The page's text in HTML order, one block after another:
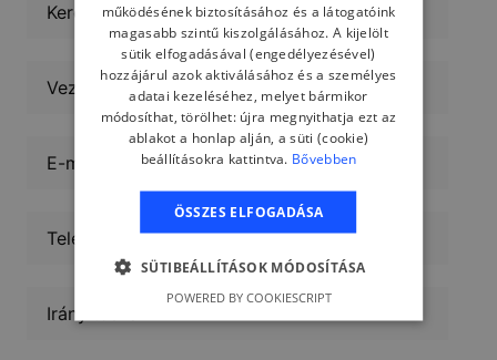
működésének biztosításához és a látogatóink
magasabb szintű kiszolgálásához. A kijelölt
sütik elfogadásával (engedélyezésével)
hozzájárul azok aktiválásához és a személyes
adatai kezeléséhez, melyet bármikor
módosíthat, törölhet: újra megnyithatja ezt az
ablakot a honlap alján, a süti (cookie)
beállításokra kattintva. Bővebben
ÖSSZES ELFOGADÁSA
SÜTIBEÁLLÍTÁSOK MÓDOSÍTÁSA
POWERED BY COOKIESCRIPT